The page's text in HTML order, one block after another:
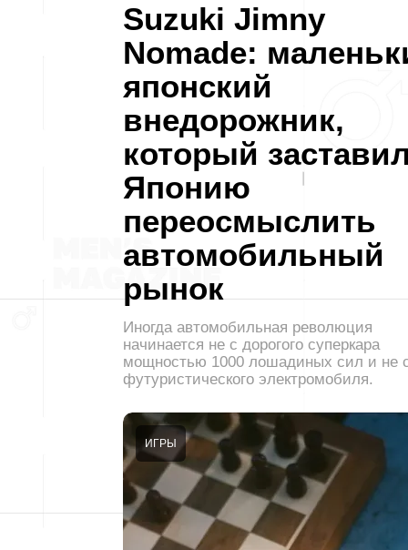
Suzuki Jimny
Nomade:
японский
внедорожник,
который
Японию
переосмыслить
автомобильный
рынок
Иногда автомобильная революция
начинается не с дорогого суперкара
мощностью 1000 лошадиных сил и не
футуристического электромобиля.
ИГРЫ